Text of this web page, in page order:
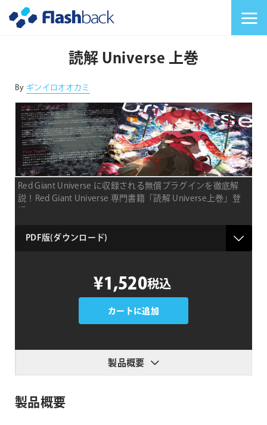
読解 Universe 上巻
By ギンイロオオカミ
Red Giant Universe に収録される無償プラグインを徹底解
説！Red Giant Universe 専門書籍「読解 Universe上巻」登
¥1,520税込
カートに追加
製品概要
製品概要